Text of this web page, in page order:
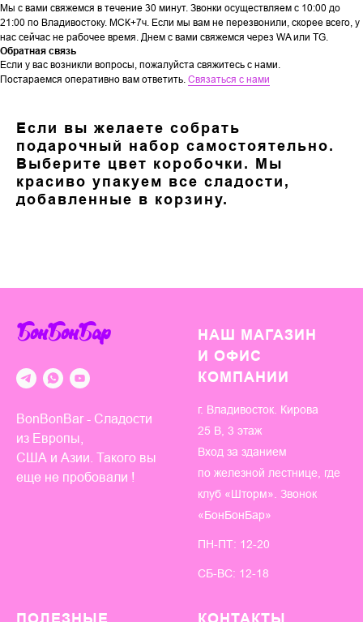
Мы с вами свяжемся в течение 30 минут. Звонки осуществляем с 10:00 до
21:00 по Владивостоку. МСК+7ч. Если мы вам не перезвонили, скорее всего, у
нас сейчас не рабочее время. Днем с вами свяжемся через WA или TG.
Обратная связь
Если у вас возникли вопросы, пожалуйста свяжитесь с нами.
Постараемся оперативно вам ответить. Связаться с нами
Если вы желаете собрать
подарочный набор самостоятельно.
Выберите цвет коробочки. Мы
красиво упакуем все сладости,
добавленные в корзину.
БонБонБар
BonBonBar - Сладости
из Европы,
США и Азии. Такого вы
еще не пробовали !
НАШ МАГАЗИН
И ОФИС
КОМПАНИИ
г. Владивосток. Кирова
25 В, 3 этаж
Вход за зданием
по железной лестнице, где
клуб «Шторм». Звонок
«БонБонБар»
ПН-ПТ: 12-20
СБ-ВС: 12-18
ПОЛЕЗНЫЕ КОНТАКТЫ